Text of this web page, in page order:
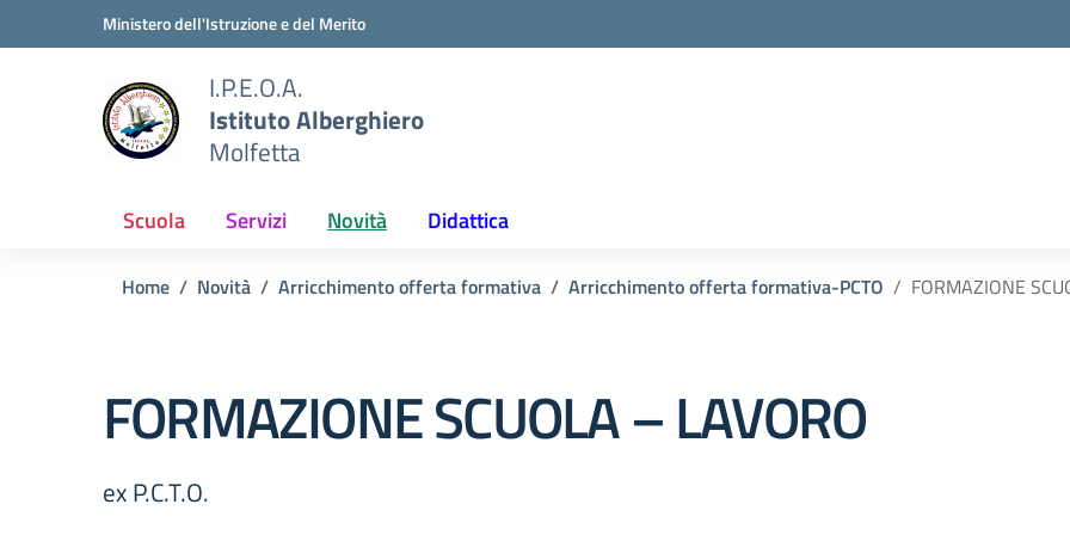
Vai ai contenuti
Vai al menu di navigazioneMinistero dell'Istruzione e del Merito
I.P.E.O.A.
Istituto Alberghiero
Molfetta
Scuola Servizi Novità Didattica
Home Novità Arricchimento offerta formativa Arricchimento offerta formativa-PCTO FORMAZIONE
FORMAZIONE SCUOLA – LAVORO
ex P.C.T.O.